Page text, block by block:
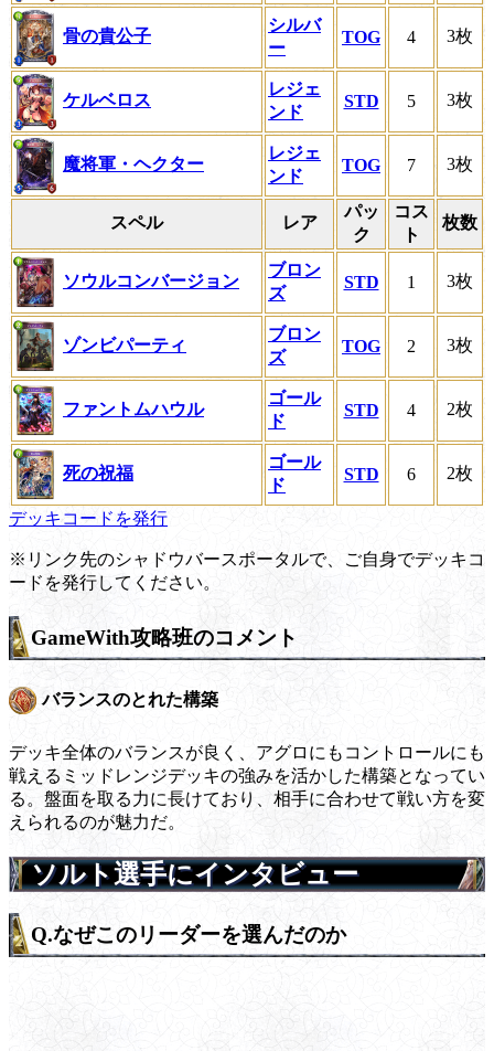
骨の貴公子
シルバ
ー
TOG 4 3枚
ケルベロス
レジェ
ンド
STD 5 3枚
魔将軍・ヘクター
レジェ
ンド
TOG 7 3枚
スペル レア
パッ
ク
コス
ト
枚数
ソウルコンバージョン
ブロン
ズ
STD 1 3枚
ゾンビパーティ
ブロン
ズ
TOG 2 3枚
ファントムハウル
ゴール
ド
STD 4 2枚
死の祝福
ゴール
ド
STD 6 2枚
デッキコードを発行
※リンク先のシャドウバースポータルで、ご自身でデッキコ
ードを発行してください。
GameWith攻略班のコメント
バランスのとれた構築
デッキ全体のバランスが良く、アグロにもコントロールにも
戦えるミッドレンジデッキの強みを活かした構築となってい
る。盤面を取る力に長けており、相手に合わせて戦い方を変
えられるのが魅力だ。
ソルト選手にインタビュー
Q.なぜこのリーダーを選んだのか